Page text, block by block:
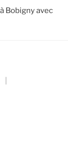
Bobigny avec